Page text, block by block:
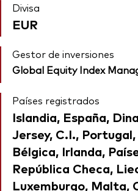
Divisa
EUR
Gestor de inversiones
Global Equity Index
Países registrados
Islandia, España,
Jersey, C.I.,
Bélgica, Irlanda,
República Checa,
Luxemburgo, Malta,